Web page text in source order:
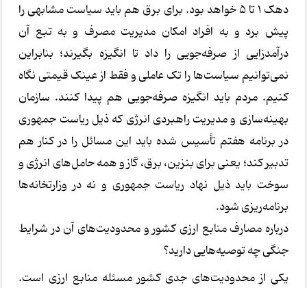
دهک 1 تا 5 خواهد بود. برای برق هم باید سیاست مشابهی را
پیش برد و به افراد امکان مدیریت مصرف و به تبع آن
درآمدزایی از صرفه‌جویی را داد تا انگیزه بگیرند؛ بنابراین
نمی‌توانیم سیاست‌ها را تک عاملی و فقط از عینک قیمتی نگاه
کنیم. مردم باید انگیزه صرفه‌جویی هم پیدا کنند. سازمان
بهینه‌سازی و مدیریت راهبردی انرژی که ذیل ریاست جمهوری
در برنامه هفتم تأسیس شده باید این مسائل را در کنار هم
تدبیر کند؛ یعنی برای بنزین، برق، گاز و همه حامل‌های انرژی و
سوخت باید ذیل نهاد ریاست جمهوری و نه در وزارتخانه‌ها
برنامه‌ریزی شود.
درباره مصارف منابع ارزی کشور و محدودیت‌های آن در شرایط
جنگی چه توصیه‌هایی دارید؟
یکی از محدودیت‌های جدی کشور مسئله منابع ارزی است.